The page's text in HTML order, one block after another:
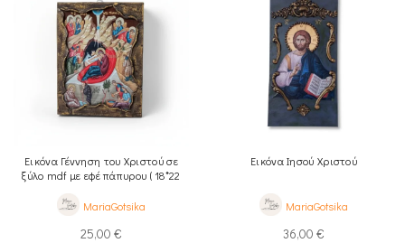
Εικόνα Γέννηση του Χριστού σε
ξύλο mdf με εφέ πάπυρου ( 18*22
MariaGotsika
25,00 €
Εικόνα Ιησού Χριστού
MariaGotsika
36,00 €